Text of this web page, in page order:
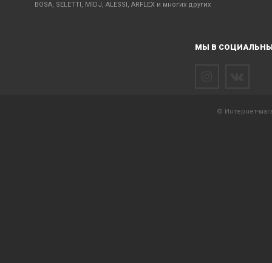
BOSA, SELETTI, MIDJ, ALESSI, ARFLEX и многих других
МЫ В
© Интернет-